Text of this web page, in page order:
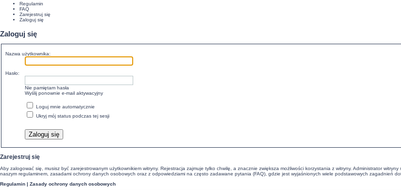
Regulamin
FAQ
Zarejestruj się
Zaloguj się
Zaloguj się
Nazwa użytkownika:
Hasło:
Nie pamiętam hasła
Wyślij ponownie e-mail aktywacyjny
Loguj mnie automatycznie
Ukryj mój status podczas tej sesji
Zarejestruj się
Aby zalogować się, musisz być zarejestrowanym użytkownikiem witryny. Rejestracja zajmuje tylko chwilę, a znacznie zwiększa możliwości korzystania z witryny. Administrator
naszym regulaminem, zasadami ochrony danych osobowych oraz z odpowiedziami na często zadawane pytania (FAQ), gdzie jest wyjaśnionych wiele podstawowych zagadnień
Regulamin | Zasady ochrony danych osobowych